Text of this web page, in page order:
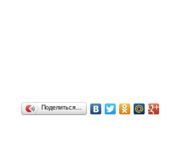
Поделиться…